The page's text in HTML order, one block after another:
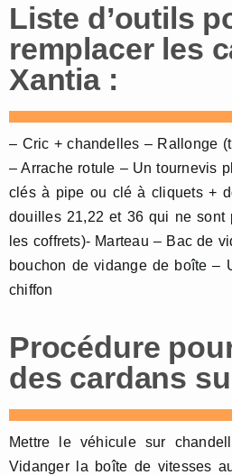
Liste d’outils
remplacer les
Xantia :
– Cric + chandelles – Rallonge
– Arrache rotule – Un tournevis
clés à pipe ou clé à cliquets +
douilles 21,22 et 36 qui ne sont
les coffrets)- Marteau – Bac de
bouchon de vidange de boîte –
chiffon
Procédure
des cardans
Mettre le véhicule sur
Vidanger la boîte de vitesses